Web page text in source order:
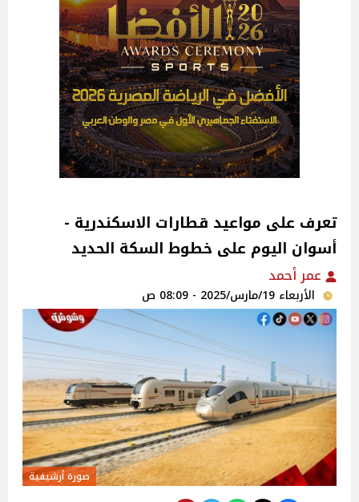
تعرف على مواعيد قطارات الاسكندرية -
أسوان اليوم على خطوط السكة الحديد
عمر أحمد
الأربعاء 19/مارس/2025 - 08:09 ص
صورة أرشيفية